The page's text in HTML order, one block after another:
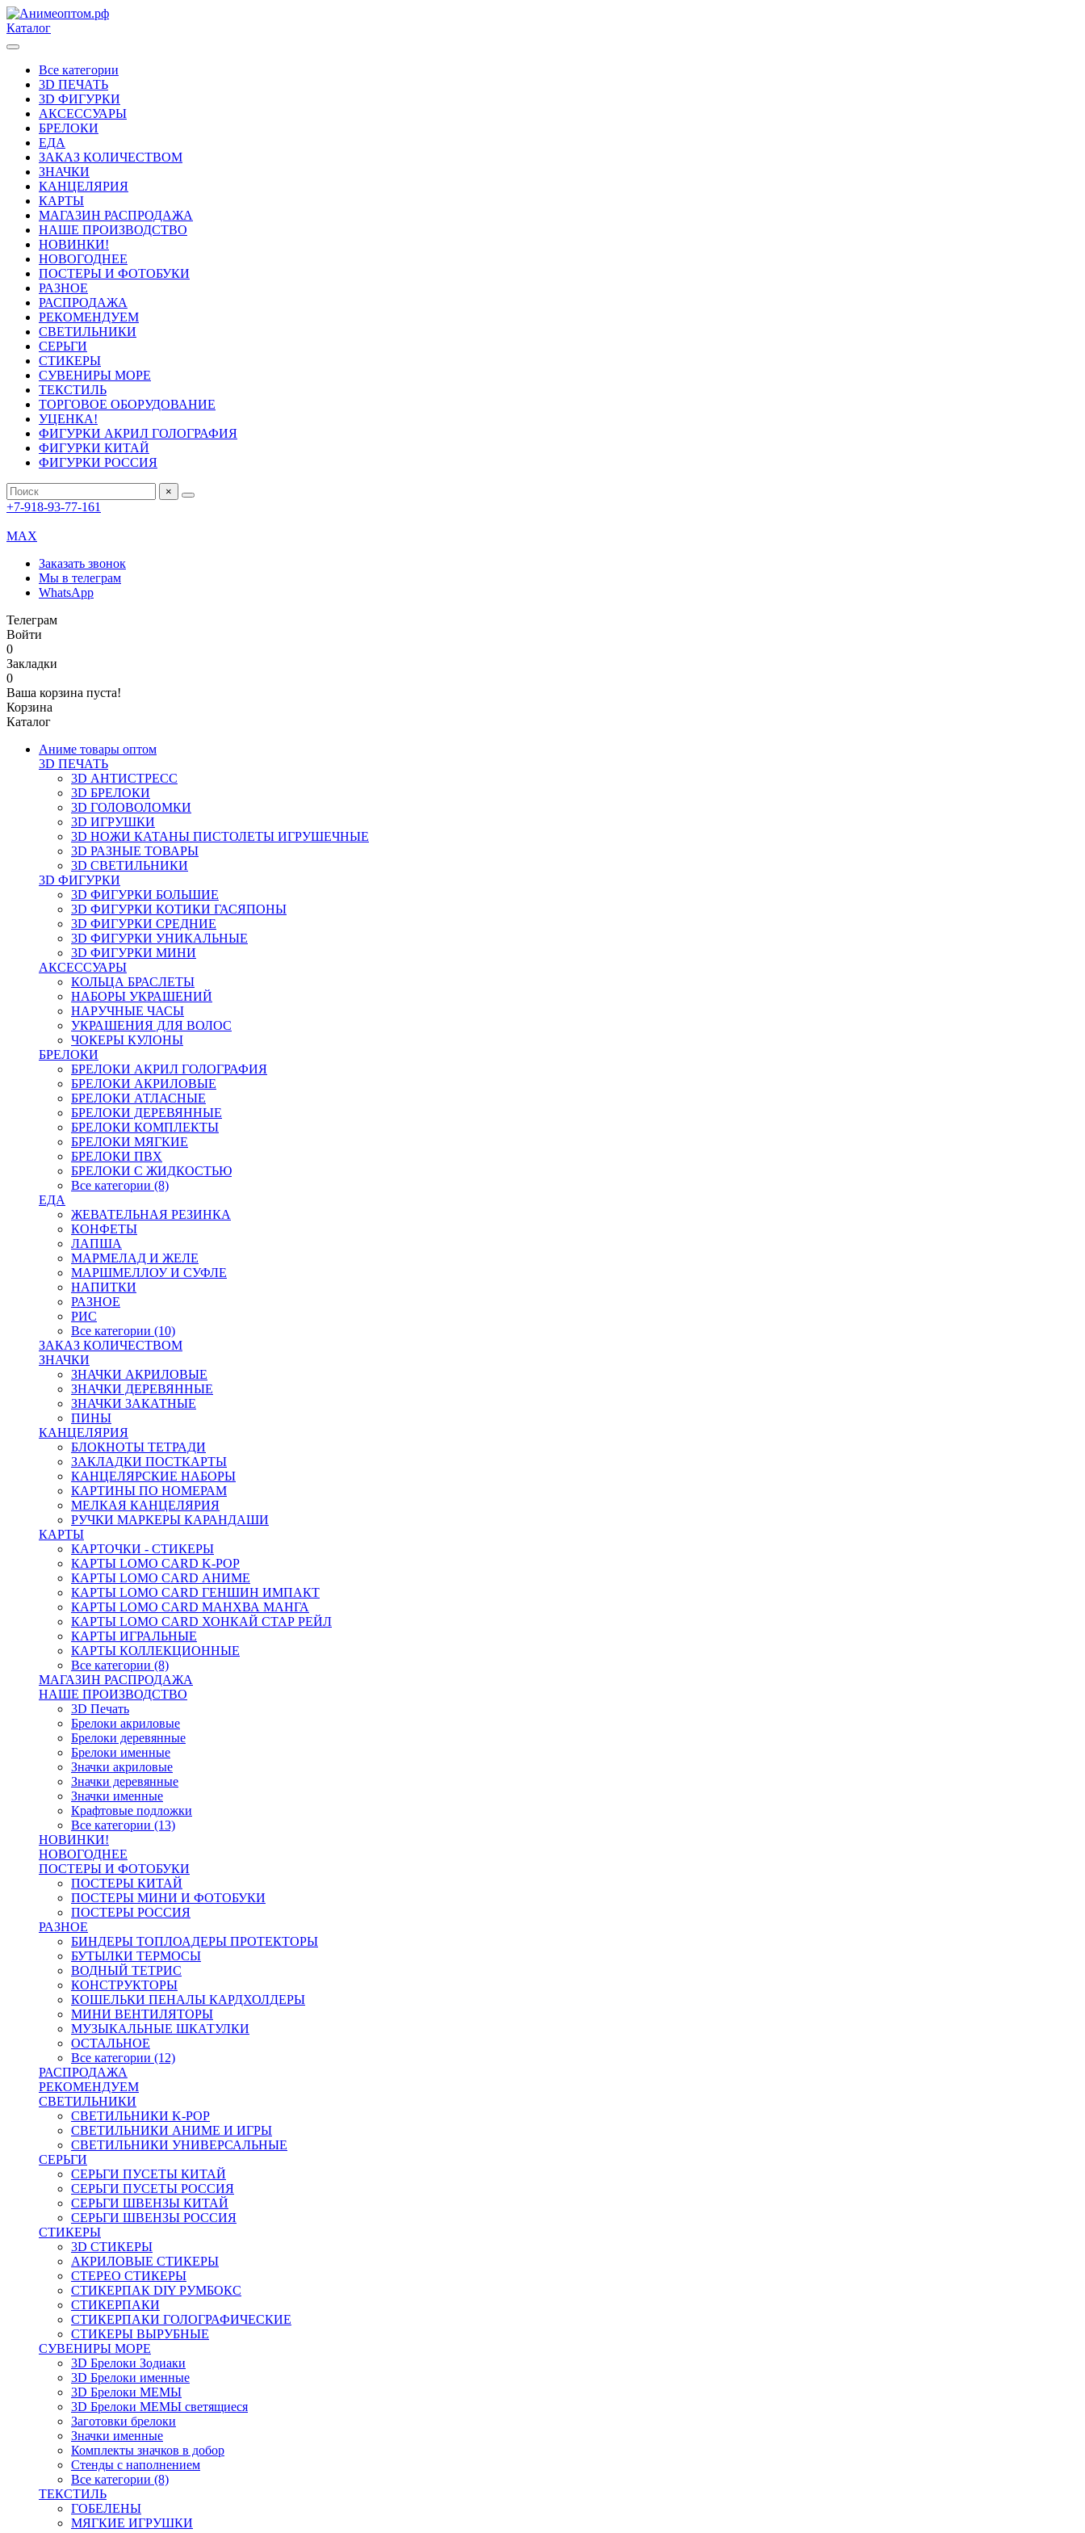
Каталог
Все категории
3D ПЕЧАТЬ
3D ФИГУРКИ
АКСЕССУАРЫ
БРЕЛОКИ
ЕДА
ЗАКАЗ КОЛИЧЕСТВОМ
ЗНАЧКИ
КАНЦЕЛЯРИЯ
КАРТЫ
МАГАЗИН РАСПРОДАЖА
НАШЕ ПРОИЗВОДСТВО
НОВИНКИ!
НОВОГОДНЕЕ
ПОСТЕРЫ И ФОТОБУКИ
РАЗНОЕ
РАСПРОДАЖА
РЕКОМЕНДУЕМ
СВЕТИЛЬНИКИ
СЕРЬГИ
СТИКЕРЫ
СУВЕНИРЫ МОРЕ
ТЕКСТИЛЬ
ТОРГОВОЕ ОБОРУДОВАНИЕ
УЦЕНКА!
ФИГУРКИ АКРИЛ ГОЛОГРАФИЯ
ФИГУРКИ КИТАЙ
ФИГУРКИ РОССИЯ
×
+7-918-93-77-161
MAX
Заказать звонок
Мы в телеграм
WhatsApp
Телеграм
Войти
0
Закладки
0
Ваша корзина пуста!
Корзина
Каталог
Аниме товары оптом
3D ПЕЧАТЬ
3D АНТИСТРЕСС
3D БРЕЛОКИ
3D ГОЛОВОЛОМКИ
3D ИГРУШКИ
3D НОЖИ КАТАНЫ ПИСТОЛЕТЫ ИГРУШЕЧНЫЕ
3D РАЗНЫЕ ТОВАРЫ
3D СВЕТИЛЬНИКИ
3D ФИГУРКИ
3D ФИГУРКИ БОЛЬШИЕ
3D ФИГУРКИ КОТИКИ ГАСЯПОНЫ
3D ФИГУРКИ СРЕДНИЕ
3D ФИГУРКИ УНИКАЛЬНЫЕ
3D ФИГУРКИ МИНИ
АКСЕССУАРЫ
КОЛЬЦА БРАСЛЕТЫ
НАБОРЫ УКРАШЕНИЙ
НАРУЧНЫЕ ЧАСЫ
УКРАШЕНИЯ ДЛЯ ВОЛОС
ЧОКЕРЫ КУЛОНЫ
БРЕЛОКИ
БРЕЛОКИ АКРИЛ ГОЛОГРАФИЯ
БРЕЛОКИ АКРИЛОВЫЕ
БРЕЛОКИ АТЛАСНЫЕ
БРЕЛОКИ ДЕРЕВЯННЫЕ
БРЕЛОКИ КОМПЛЕКТЫ
БРЕЛОКИ МЯГКИЕ
БРЕЛОКИ ПВХ
БРЕЛОКИ С ЖИДКОСТЬЮ
Все категории (8)
ЕДА
ЖЕВАТЕЛЬНАЯ РЕЗИНКА
КОНФЕТЫ
ЛАПША
МАРМЕЛАД И ЖЕЛЕ
МАРШМЕЛЛОУ И СУФЛЕ
НАПИТКИ
РАЗНОЕ
РИС
Все категории (10)
ЗАКАЗ КОЛИЧЕСТВОМ
ЗНАЧКИ
ЗНАЧКИ АКРИЛОВЫЕ
ЗНАЧКИ ДЕРЕВЯННЫЕ
ЗНАЧКИ ЗАКАТНЫЕ
ПИНЫ
КАНЦЕЛЯРИЯ
БЛОКНОТЫ ТЕТРАДИ
ЗАКЛАДКИ ПОСТКАРТЫ
КАНЦЕЛЯРСКИЕ НАБОРЫ
КАРТИНЫ ПО НОМЕРАМ
МЕЛКАЯ КАНЦЕЛЯРИЯ
РУЧКИ МАРКЕРЫ КАРАНДАШИ
КАРТЫ
КАРТОЧКИ - СТИКЕРЫ
КАРТЫ LOMO CARD K-POP
КАРТЫ LOMO CARD АНИМЕ
КАРТЫ LOMO CARD ГЕНШИН ИМПАКТ
КАРТЫ LOMO CARD МАНХВА МАНГА
КАРТЫ LOMO CARD ХОНКАЙ СТАР РЕЙЛ
КАРТЫ ИГРАЛЬНЫЕ
КАРТЫ КОЛЛЕКЦИОННЫЕ
Все категории (8)
МАГАЗИН РАСПРОДАЖА
НАШЕ ПРОИЗВОДСТВО
3D Печать
Брелоки акриловые
Брелоки деревянные
Брелоки именные
Значки акриловые
Значки деревянные
Значки именные
Крафтовые подложки
Все категории (13)
НОВИНКИ!
НОВОГОДНЕЕ
ПОСТЕРЫ И ФОТОБУКИ
ПОСТЕРЫ КИТАЙ
ПОСТЕРЫ МИНИ И ФОТОБУКИ
ПОСТЕРЫ РОССИЯ
РАЗНОЕ
БИНДЕРЫ ТОПЛОАДЕРЫ ПРОТЕКТОРЫ
БУТЫЛКИ ТЕРМОСЫ
ВОДНЫЙ ТЕТРИС
КОНСТРУКТОРЫ
КОШЕЛЬКИ ПЕНАЛЫ КАРДХОЛДЕРЫ
МИНИ ВЕНТИЛЯТОРЫ
МУЗЫКАЛЬНЫЕ ШКАТУЛКИ
ОСТАЛЬНОЕ
Все категории (12)
РАСПРОДАЖА
РЕКОМЕНДУЕМ
СВЕТИЛЬНИКИ
СВЕТИЛЬНИКИ K-POP
СВЕТИЛЬНИКИ АНИМЕ И ИГРЫ
СВЕТИЛЬНИКИ УНИВЕРСАЛЬНЫЕ
СЕРЬГИ
СЕРЬГИ ПУСЕТЫ КИТАЙ
СЕРЬГИ ПУСЕТЫ РОССИЯ
СЕРЬГИ ШВЕНЗЫ КИТАЙ
СЕРЬГИ ШВЕНЗЫ РОССИЯ
СТИКЕРЫ
3D СТИКЕРЫ
АКРИЛОВЫЕ СТИКЕРЫ
СТЕРЕО СТИКЕРЫ
СТИКЕРПАК DIY РУМБОКС
СТИКЕРПАКИ
СТИКЕРПАКИ ГОЛОГРАФИЧЕСКИЕ
СТИКЕРЫ ВЫРУБНЫЕ
СУВЕНИРЫ МОРЕ
3D Брелоки Зодиаки
3D Брелоки именные
3D Брелоки МЕМЫ
3D Брелоки МЕМЫ светящиеся
Заготовки брелоки
Значки именные
Комплекты значков в добор
Стенды с наполнением
Все категории (8)
ТЕКСТИЛЬ
ГОБЕЛЕНЫ
МЯГКИЕ ИГРУШКИ